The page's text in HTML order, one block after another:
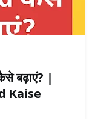
बढ़ाएं? |
Kaise